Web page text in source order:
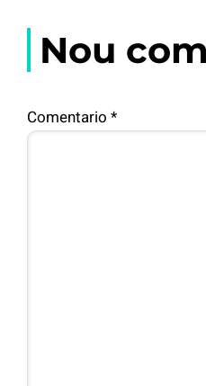
Nou
Comentario *